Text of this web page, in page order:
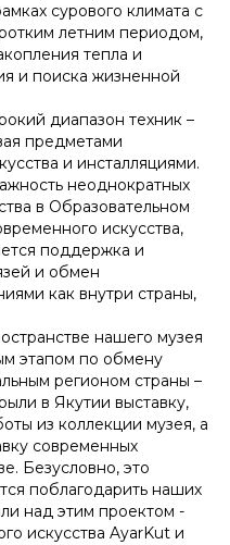
сурового климата с
летним периодом,
тепла и
и поиска жизненной
диапазон техник –
предметами
и инсталляциями.
неоднократных
в Образовательном
искусства,
поддержка и
и обмен
как внутри страны,
нашего музея
этапом по обмену
регионом страны –
в Якутии выставку,
из коллекции музея, а
современных
Безусловно, это
поблагодарить наших
над этим проектом -
искусства AyarKut и